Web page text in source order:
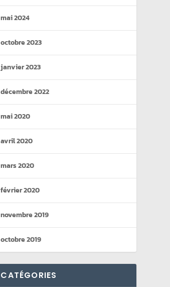
mai 2024
octobre 2023
janvier 2023
décembre 2022
mai 2020
avril 2020
mars 2020
février 2020
novembre 2019
octobre 2019
CATÉGORIES